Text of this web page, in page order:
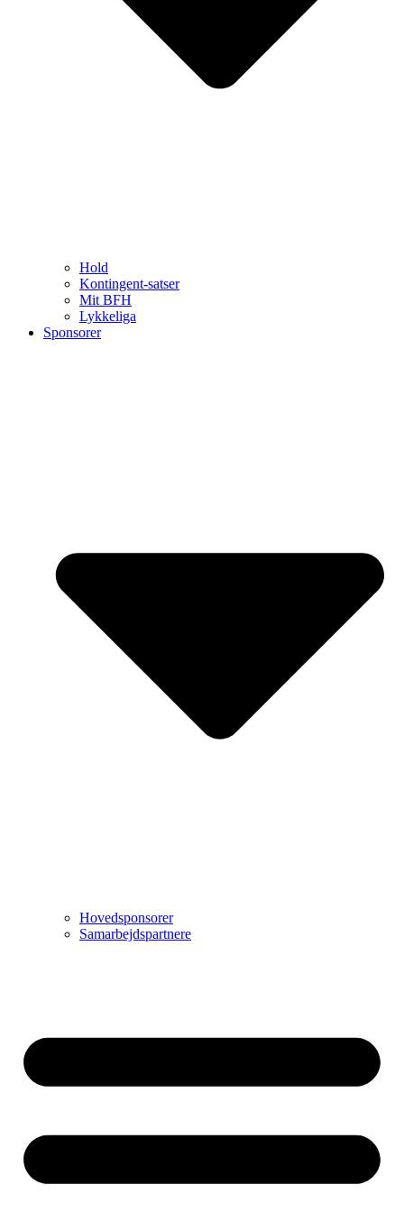
Hold
Kontingent-satser
Mit BFH
Lykkeliga
Sponsorer
Hovedsponsorer
Samarbejdspartnere